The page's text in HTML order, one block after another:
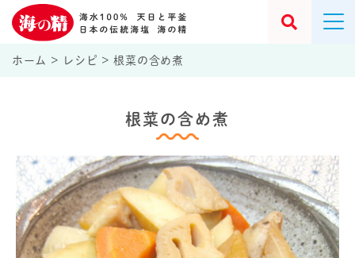
ホーム > レシピ >根菜の含め煮
根菜の含め煮